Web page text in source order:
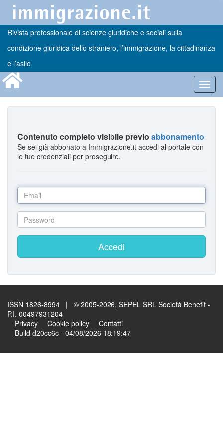
Rivista professionale di scienze giuridiche e sociali sulla
condizione giuridica dello straniero, l’immigrazione, la cittadinanza
e l’asilo
Contenuto completo visibile previo abbonamento
Se sei già abbonato a Immigrazione.it accedi al portale con
le tue credenziali per proseguire.
Accedi
ISSN 1826-8994 | © 2005-2026, SEPEL SRL Società Benefit -
P.I. 00497931204
Privacy
Cookie policy
Contatti
Build d20cc6c - 04/08/2026 18:19:47